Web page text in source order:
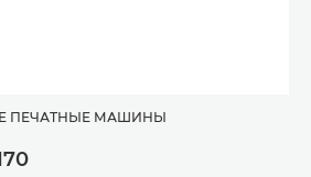
ПЕЧАТНЫЕ МАШИНЫ